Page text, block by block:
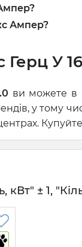
Ампер?
У
ви можете в
у тому
± 1,